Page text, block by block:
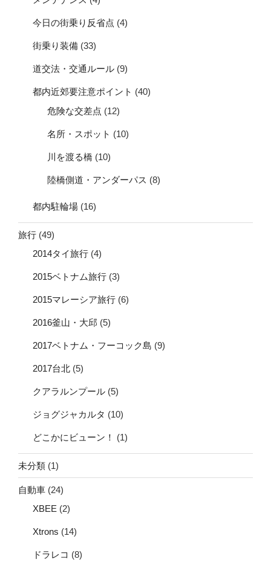
今日の街乗り反省点 (4)
街乗り装備 (33)
道交法・交通ルール (9)
都内近郊要注意ポイント (40)
危険な交差点 (12)
名所・スポット (10)
川を渡る橋 (10)
陸橋側道・アンダーパス (8)
都内駐輪場 (16)
旅行 (49)
2014タイ旅行 (4)
2015ベトナム旅行 (3)
2015マレーシア旅行 (6)
2016釜山・大邱 (5)
2017ベトナム・フーコック島 (9)
2017台北 (5)
クアラルンプール (5)
ジョグジャカルタ (10)
どこかにビューン！ (1)
未分類 (1)
自動車 (24)
XBEE (2)
Xtrons (14)
ドラレコ (8)